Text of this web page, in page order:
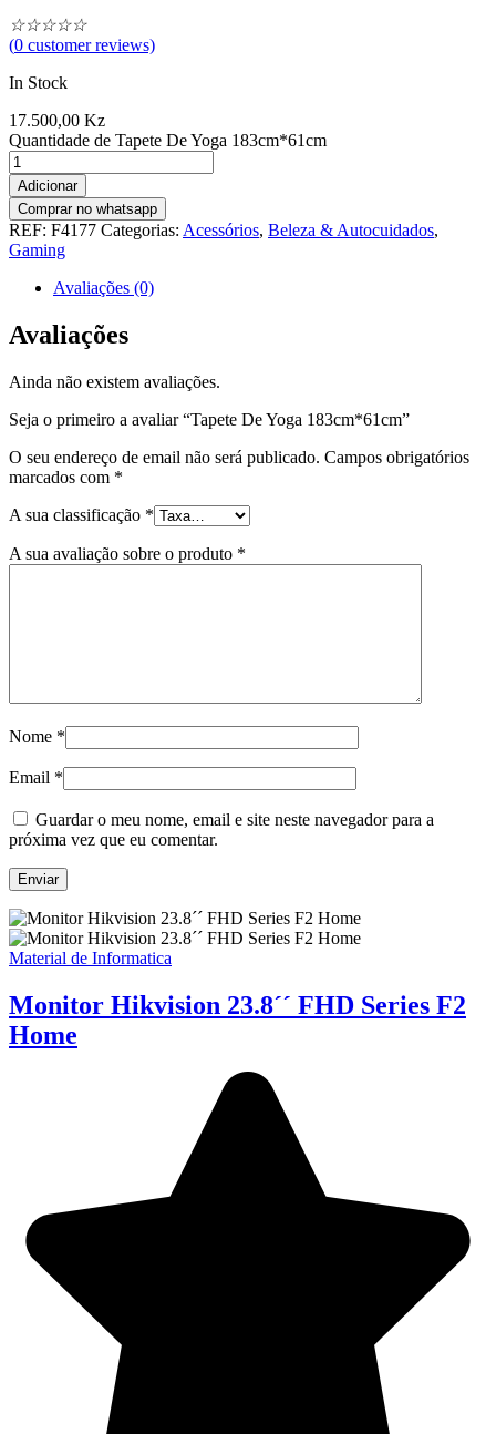
☆☆☆☆☆
(0 customer reviews)
In Stock
17.500,00 Kz
Quantidade de Tapete De Yoga 183cm*61cm
Adicionar
Comprar no whatsapp
REF: F4177 Categorias: Acessórios, Beleza & Autocuidados,
Gaming
Avaliações (0)
Avaliações
Ainda não existem avaliações.
Seja o primeiro a avaliar “Tapete De Yoga 183cm*61cm”
O seu endereço de email não será publicado. Campos obrigatórios
marcados com *
A sua classificação *
A sua avaliação sobre o produto *
Nome *
Email *
Guardar o meu nome, email e site neste navegador para a
próxima vez que eu comentar.
Material de Informatica
Monitor Hikvision 23.8´´ FHD Series F2
Home